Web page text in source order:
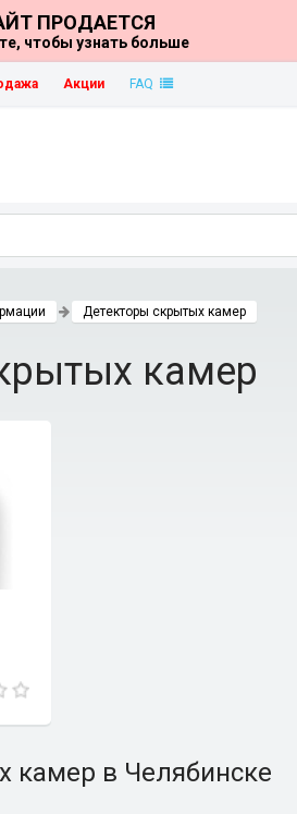
ПРОДАЕТСЯ
чтобы узнать больше
Акции FAQ
Детекторы скрытых камер
камер
камер в Челябинске